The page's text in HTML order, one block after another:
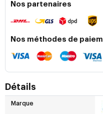
Nos partenaires
Nos méthodes de
Détails
Marque